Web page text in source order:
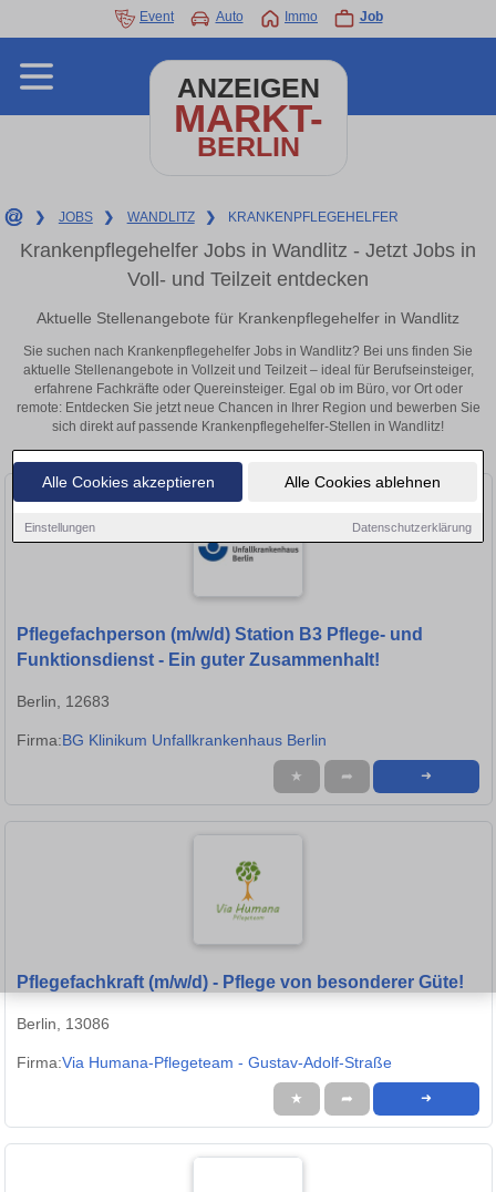
Alle Cookies akzeptieren Alle Cookies ablehnen
Einstellungen Datenschutzerklärung
Event Auto Immo Job
ANZEIGEN
MARKT-
BERLIN
❯ JOBS ❯ WANDLITZ ❯ KRANKENPFLEGEHELFER
Krankenpflegehelfer Jobs in Wandlitz - Jetzt Jobs in
Voll- und Teilzeit entdecken
Aktuelle Stellenangebote für Krankenpflegehelfer in Wandlitz
Sie suchen nach Krankenpflegehelfer Jobs in Wandlitz? Bei uns finden Sie
aktuelle Stellenangebote in Vollzeit und Teilzeit – ideal für Berufseinsteiger,
erfahrene Fachkräfte oder Quereinsteiger. Egal ob im Büro, vor Ort oder
remote: Entdecken Sie jetzt neue Chancen in Ihrer Region und bewerben Sie
sich direkt auf passende Krankenpflegehelfer-Stellen in Wandlitz!
Pflegefachperson (m/w/d) Station B3 Pflege- und
Funktionsdienst - Ein guter Zusammenhalt!
Berlin, 12683
Firma:BG Klinikum Unfallkrankenhaus Berlin
★ ➦ ➜
Pflegefachkraft (m/w/d) - Pflege von besonderer Güte!
Berlin, 13086
Firma:Via Humana-Pflegeteam - Gustav-Adolf-Straße
★ ➦ ➜